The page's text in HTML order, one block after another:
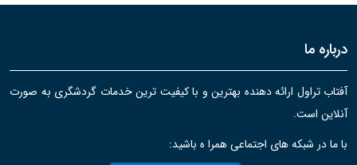
درباره ما
آفتاب تراول ارائه دهنده بهترین و با کیفیت ترین خدمات گردشگری به صورت
آنلاین است.
با ما در شبکه های اجتماعی همرا ه باشید: